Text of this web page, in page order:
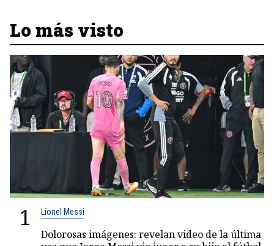
Lo más visto
1 Lionel Messi
Dolorosas imágenes: revelan video de la última